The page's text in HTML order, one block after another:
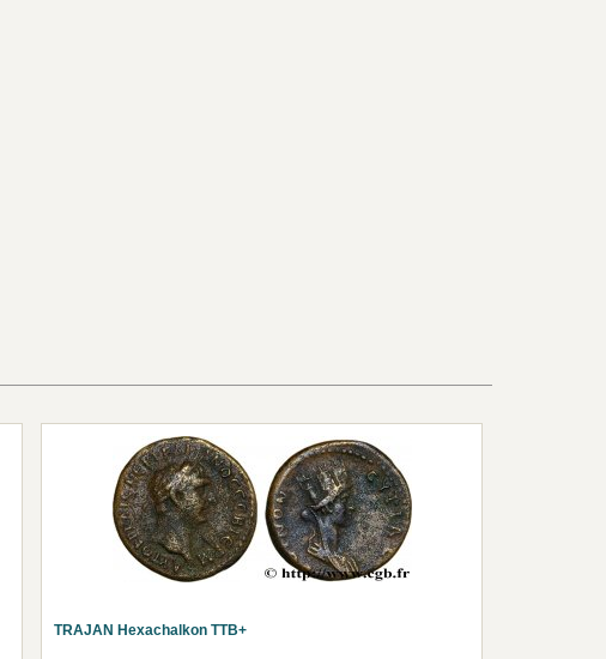
TRAJAN Hexachalkon TTB+